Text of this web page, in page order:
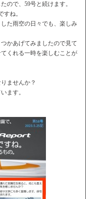
ので、59号と続けます。
ね。
た雨空の日々でも、楽しみ
かあげてみましたので見て
くれる一時を楽しむことが
ませんか？
ます。